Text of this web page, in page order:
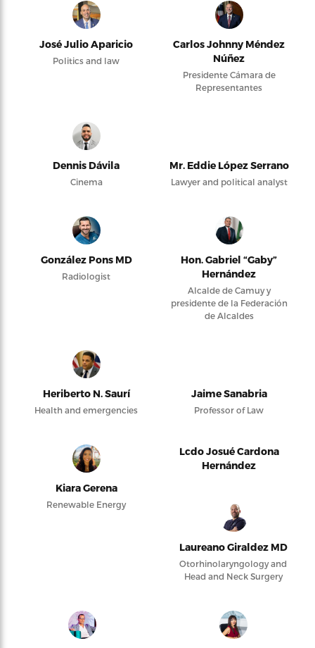
José Julio Aparicio
Politics and law
Carlos Johnny Méndez
Núñez
Presidente Cámara de
Representantes
Dennis Dávila
Cinema
Mr. Eddie López Serrano
Lawyer and political analyst
González Pons MD
Radiologist
Hon. Gabriel “Gaby”
Hernández
Alcalde de Camuy y
presidente de la Federación
de Alcaldes
Heriberto N. Saurí
Health and emergencies
Jaime Sanabria
Professor of Law
Kiara Gerena
Renewable Energy
Lcdo Josué Cardona
Hernández
Laureano Giraldez MD
Otorhinolaryngology and
Head and Neck Surgery